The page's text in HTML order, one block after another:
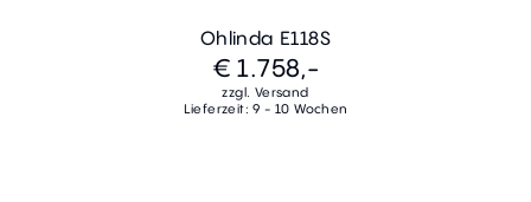
Ohlinda E118S
€ 1.758,-
zzgl. Versand
Lieferzeit: 9 - 10 Wochen